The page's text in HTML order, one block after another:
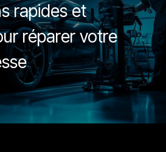
rapides et
réparer votre